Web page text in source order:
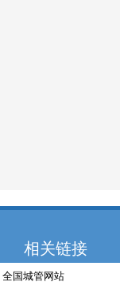
相关链接